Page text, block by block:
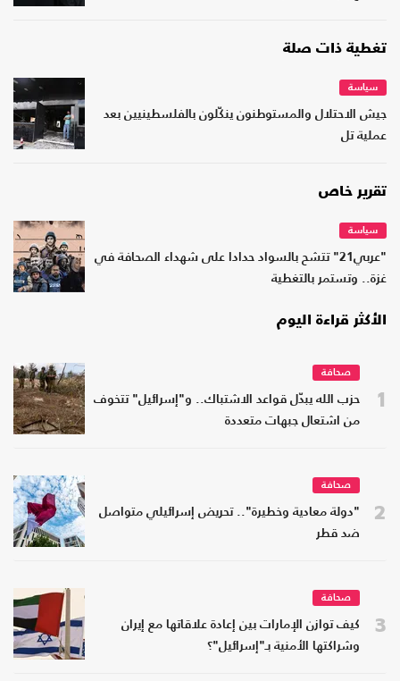
تغطية ذات صلة
سياسة
جيش الاحتلال والمستوطنون ينكّلون بالفلسطينيين بعد
عملية تل
تقرير خاص
سياسة
"عربي21" تتشح بالسواد حدادا على شهداء الصحافة في
غزة.. وتستمر بالتغطية
الأكثر قراءة اليوم
1
صحافة
حزب الله يبدّل قواعد الاشتباك.. و"إسرائيل" تتخوف
من اشتعال جبهات متعددة
2
صحافة
"دولة معادية وخطيرة".. تحريض إسرائيلي متواصل
ضد قطر
3
صحافة
كيف توازن الإمارات بين إعادة علاقاتها مع إيران
وشراكتها الأمنية بـ"إسرائيل"؟